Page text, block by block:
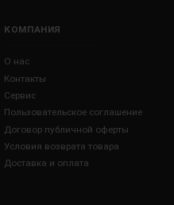
КОМПАНИЯ
О нас
Контакты
Сервис
Пользовательское соглашение
Договор публичной оферты
Условия возврата товара
Доставка и оплата